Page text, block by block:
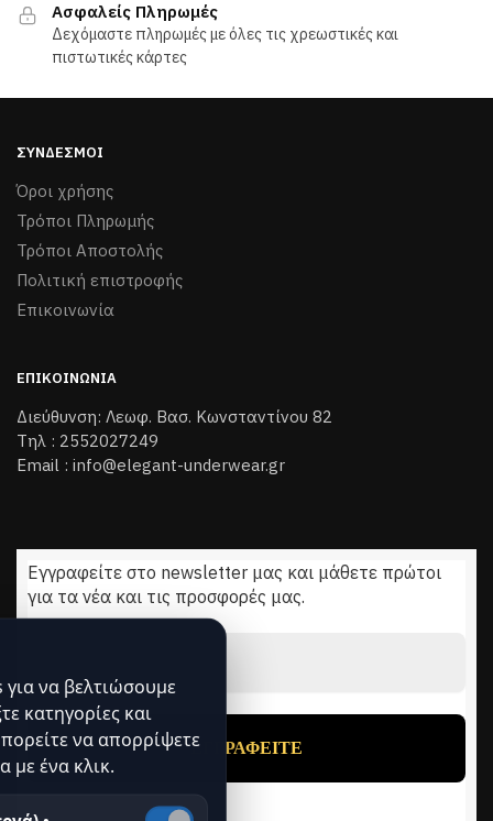
Ασφαλείς Πληρωμές
Δεχόμαστε πληρωμές με όλες τις χρεωστικές και
πιστωτικές κάρτες
ΣΎΝΔΕΣΜΟΙ
Όροι χρήσης
Τρόποι Πληρωμής
Τρόποι Aποστολής
Πολιτική επιστροφής
Επικοινωνία
ΕΠΙΚΟΙΝΩΝΊΑ
Διεύθυνση: Λεωφ. Βασ. Κωνσταντίνου 82
Τηλ : 2552027249
Email : info@elegant-underwear.gr
Εγγραφείτε στο newsletter μας και μάθετε πρώτοι
για τα νέα και τις προσφορές μας.
* να βελτιώσουμε
κατηγορίες και
να απορρίψετε
με ένα κλικ.